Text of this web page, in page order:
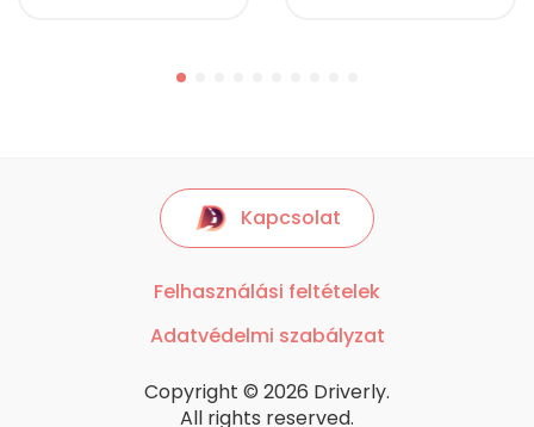
Kapcsolat
Felhasználási feltételek
Adatvédelmi szabályzat
Copyright © 2026 Driverly.
All rights reserved.